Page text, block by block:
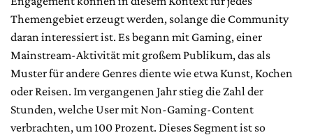
Themengebiet erzeugt werden, solange die Community
daran interessiert ist. Es begann mit Gaming, einer
Mainstream-Aktivität mit großem Publikum, das als
Muster für andere Genres diente wie etwa Kunst, Kochen
oder Reisen. Im vergangenen Jahr stieg die Zahl der
Stunden, welche User mit Non-Gaming-Content
verbrachten, um 100 Prozent. Dieses Segment ist so